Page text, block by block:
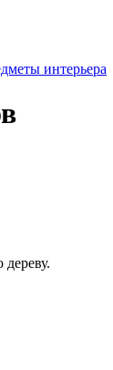
интерьера
дереву.